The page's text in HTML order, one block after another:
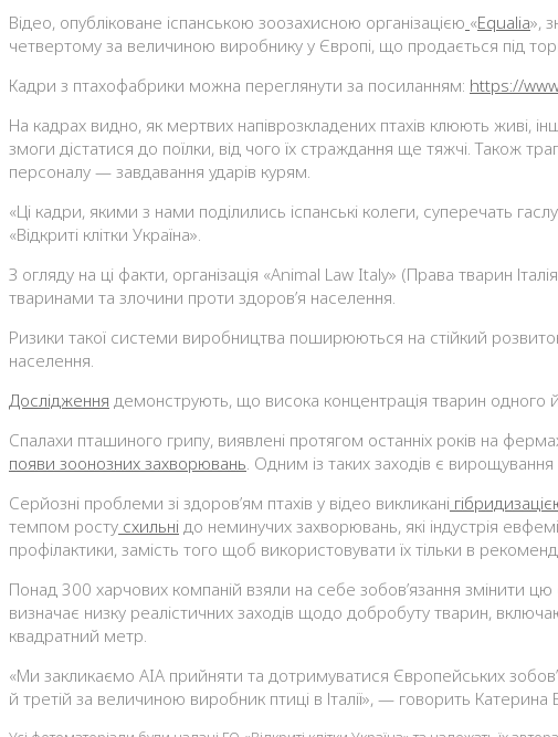
Відео, опубліковане іспанською зоозахисною організацією «Equalia»,
четвертому за величиною виробнику у Європі, що продається під
Кадри з птахофабрики можна переглянути за посиланням: https://
На кадрах видно, як мертвих напіврозкладених птахів клюють живі,
змоги дістатися до поїлки, від чого їх страждання ще тяжчі. Також
персоналу — завдавання ударів курям.
«Ці кадри, якими з нами поділились іспанські колеги, суперечать
«Відкриті клітки Україна».
З огляду на ці факти, організація «Animal Law Italy» (Права тварин
тваринами та злочини проти здоров’я населення.
Ризики такої системи виробництва поширюються на стійкий
населення.
Дослідження демонструють, що висока концентрація тварин одного
Спалахи пташиного грипу, виявлені протягом останніх років на
появи зоонозних захворювань . Одним із таких заходів є
Серйозні проблеми зі здоров’ям птахів у відео викликані
темпом росту схильні до неминучих захворювань, які індустрія
профілактики, замість того щоб використовувати їх тільки в
Понад 300 харчових компаній взяли на себе зобов’язання змінити
визначає низку реалістичних заходів щодо добробуту тварин,
квадратний метр.
«Ми закликаємо AIA прийняти та дотримуватися Європейських
й третій за величиною виробник птиці в Італії», — говорить Катерина